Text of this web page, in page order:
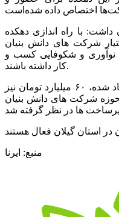
با راه اندازی دهکده
شرکت های دانش بنیان
نوآوری و شکوفایی کسب و
کار داشته باشند.
باستی اظهار داشت: علاوه بر اعتبار یاد شده، ۶۰ میلیارد تومان نیز
حوزه شرکت های دانش بنیان
منبع: ایرنا